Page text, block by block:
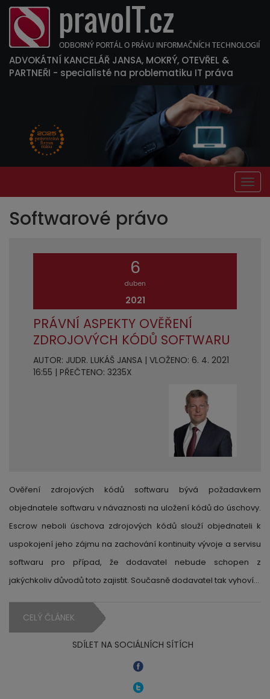
ADVOKÁTNÍ KANCELÁŘ JANSA, MOKRÝ, OTEVŘEL &
PARTNEŘI - specialisté na problematiku IT práva
Softwarové právo
6
duben
2021
PRÁVNÍ ASPEKTY OVĚŘENÍ
ZDROJOVÝCH KÓDŮ SOFTWARU
AUTOR: JUDR. LUKÁŠ JANSA | VLOŽENO: 6. 4. 2021
16:55 | PŘEČTENO: 3235X
Ověření zdrojových kódů softwaru bývá požadavkem
objednatele softwaru v návaznosti na uložení kódů do úschovy.
Escrow neboli úschova zdrojových kódů slouží objednateli k
uspokojení jeho zájmu na zachování kontinuity vývoje a servisu
softwaru pro případ, že dodavatel nebude schopen z
jakýchkoliv důvodů toto zajistit. Současně dodavatel tak vyhoví…
CELÝ ČLÁNEK
SDÍLET NA SOCIÁLNÍCH SÍTÍCH